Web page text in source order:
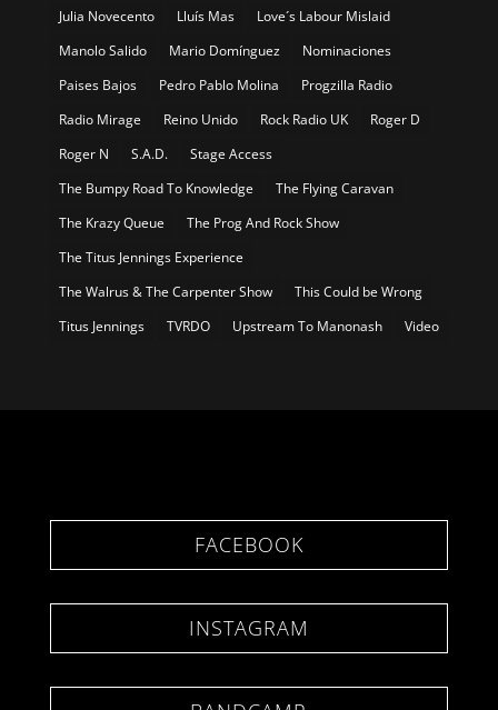
Julia Novecento
Lluís Mas
Love´s Labour Mislaid
Manolo Salido
Mario Domínguez
Nominaciones
Paises Bajos
Pedro Pablo Molina
Progzilla Radio
Radio Mirage
Reino Unido Rock Radio UK
Roger D
Roger N
S.A.D.
Stage Access
The Bumpy Road To Knowledge
The Flying Caravan
The Krazy Queue
The Prog And Rock Show
The Titus Jennings Experience
The Walrus & The Carpenter Show
This Could be Wrong
Titus Jennings
TVRDO Upstream To Manonash Video
FACEBOOK
INSTAGRAM